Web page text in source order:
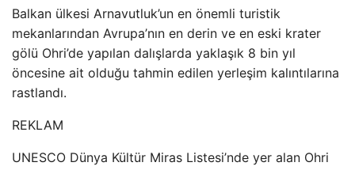
Balkan ülkesi Arnavutluk’un en önemli turistik
mekanlarından Avrupa’nın en derin ve en eski krater
gölü Ohri’de yapılan dalışlarda yaklaşık 8 bin yıl
öncesine ait olduğu tahmin edilen yerleşim kalıntılarına
rastlandı.
REKLAM
UNESCO Dünya Kültür Miras Listesi’nde yer alan Ohri